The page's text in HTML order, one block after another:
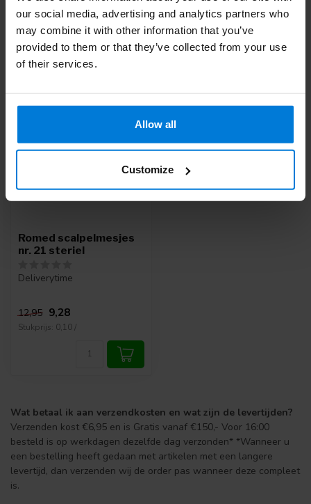
our social media, advertising and analytics partners who
may combine it with other information that you’ve
provided to them or that they’ve collected from your use
of their services.
Allow all
Customize
mail met onze
Klantenservice of bel +31 (0)30 203 59 02
Recent bekeken
-28%
Romed scalpelmesjes
nr. 21 steriel
Deliverytime
12,95 9,28
Stukprijs: 0,10 /
Wat betaal ik aan verzendkosten en wat zijn de levertijden?
Verzenden kost €6,95 en is Gratis vanaf €150,- Voor 16:00
besteld is op werkdagen dezelfde dag verzonden* *Wanneer u
een bestelling heeft gedaan met artikelen met een langere
levertijd, dan verzenden wij de order pas wanneer deze compleet
is.